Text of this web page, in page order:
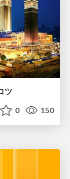
ツ
0 150